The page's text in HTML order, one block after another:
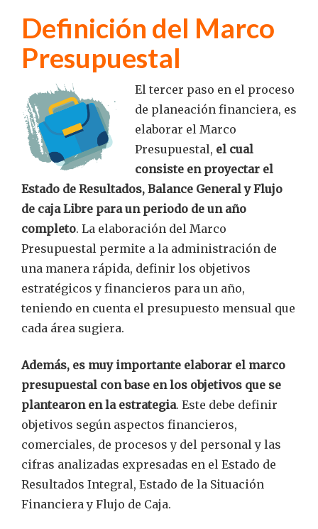
Definición del Marco
Presupuestal
El tercer paso en el proceso
de planeación financiera, es
elaborar el Marco
Presupuestal, el cual
consiste en proyectar el
Estado de Resultados, Balance General y Flujo
de caja Libre para un periodo de un año
completo. La elaboración del Marco
Presupuestal permite a la administración de
una manera rápida, definir los objetivos
estratégicos y financieros para un año,
teniendo en cuenta el presupuesto mensual que
cada área sugiera.
Además, es muy importante elaborar el marco
presupuestal con base en los objetivos que se
plantearon en la estrategia. Este debe definir
objetivos según aspectos financieros,
comerciales, de procesos y del personal y las
cifras analizadas expresadas en el Estado de
Resultados Integral, Estado de la Situación
Financiera y Flujo de Caja.